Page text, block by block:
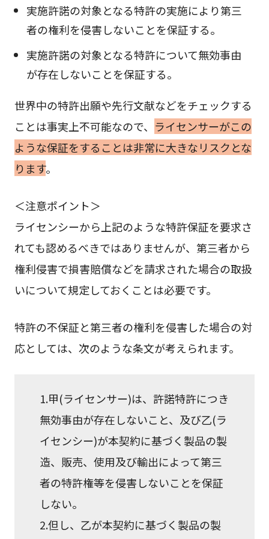
実施許諾の対象となる特許の実施により第三
者の権利を侵害しないことを保証する。
実施許諾の対象となる特許について無効事由
が存在しないことを保証する。
世界中の特許出願や先行文献などをチェックする
ことは事実上不可能なので、 ライセンサーがこの
ような保証をすることは非常に大きなリスクとな
ります。
＜注意ポイント＞
ライセンシーから上記のような特許保証を要求さ
れても認めるべきではありませんが、第三者から
権利侵害で損害賠償などを請求された場合の取扱
いについて規定しておくことは必要です。
特許の不保証と第三者の権利を侵害した場合の対
応としては、次のような条文が考えられます。
1.甲(ライセンサー)は、許諾特許につき
無効事由が存在しないこと、及び乙(ラ
イセンシー)が本契約に基づく製品の製
造、販売、使用及び輸出によって第三
者の特許権等を侵害しないことを保証
しない。
2.但し、乙が本契約に基づく製品の製